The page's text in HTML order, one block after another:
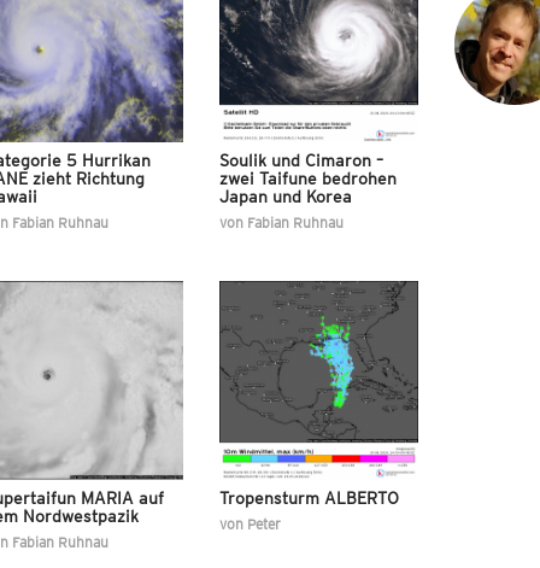
5 Hurrikan
zieht Richtung
Fabian Ruhnau
Soulik und Cimaron –
zwei Taifune bedrohen
Japan und Korea
von Fabian Ruhnau
MARIA auf
Nordwestpazik
Fabian Ruhnau
Tropensturm ALBERTO
von Peter